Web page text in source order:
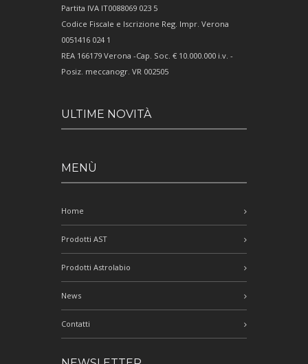
Partita IVA IT0088069 023 5
Codice Fiscale e Iscrizione Reg. Impr. Verona
0051416 024 1
REA 166179 Verona -Cap. Soc. € 10.000.000 i.v. -
Posiz. meccanogr. VR 002505
ULTIME NOVITÀ
MENÙ
Home
Prodotti AST
Prodotti Astrolabio
News
Contatti